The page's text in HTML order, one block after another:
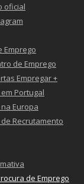
oficial
Emprego
de Emprego
Empregar +
Portugal
Europa
Recrutamento
de Emprego